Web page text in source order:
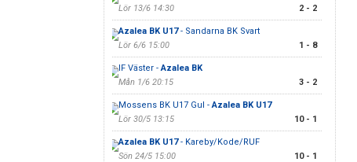
Lör 13/6 14:30
2 - 2
Azalea BK U17- Sandarna BK Svart
Lör 6/6 15:00
1 - 8
IF Väster -Azalea BK
Mån 1/6 20:15
3 - 2
Mossens BK U17 Gul -Azalea BK U17
Lör 30/5 13:15
10 - 1
Azalea BK U17- Kareby/Kode/RUF
Sön 24/5 15:00
10 - 1